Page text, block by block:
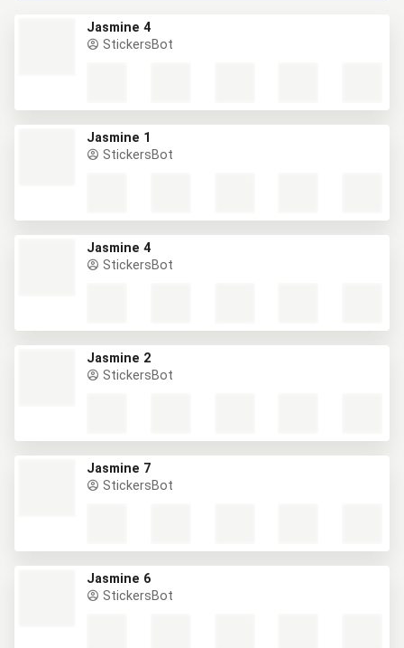
Jasmine 4
StickersBot
Jasmine 1
StickersBot
Jasmine 4
StickersBot
Jasmine 2
StickersBot
Jasmine 7
StickersBot
Jasmine 6
StickersBot